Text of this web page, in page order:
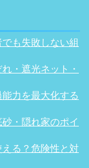
も失敗しない組
・遮光ネット・
力を最大化する
・隠れ家のポイ
る？危険性と対